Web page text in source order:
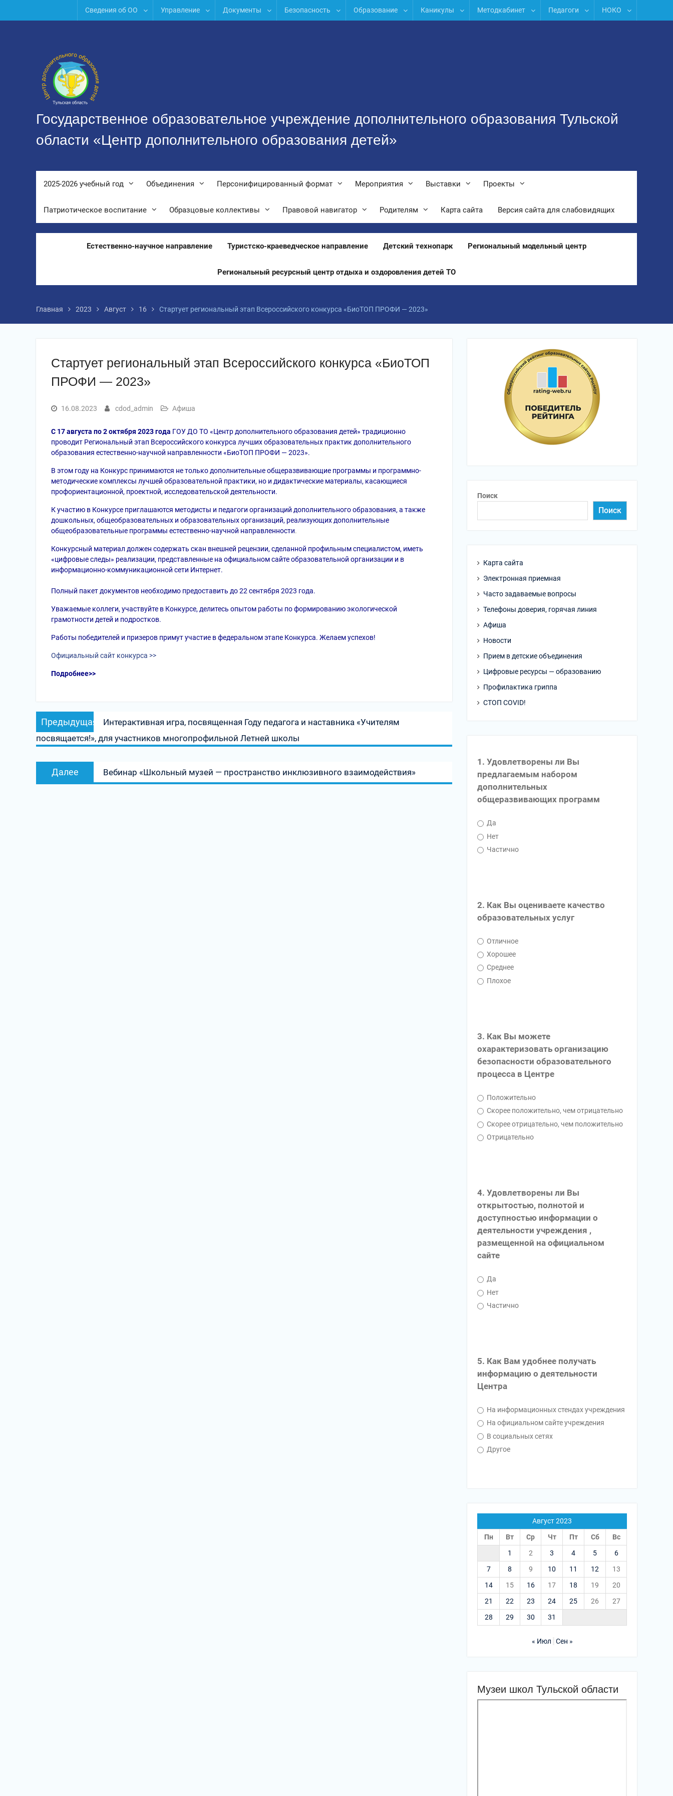
Сведения об ОО Управление Документы Безопасность Образование Каникулы Методкабинет Педагоги НОКО
Государственное образовательное учреждение дополнительного образования Тульской
области «Центр дополнительного образования детей»
2025-2026 учебный год Объединения Персонифицированный формат Мероприятия Выставки Проекты
Патриотическое воспитание Образцовые коллективы Правовой навигатор Родителям Карта сайта Версия сайта для слабовидящих
Естественно-научное направление Туристско-краеведческое направление Детский технопарк Региональный модельный центр
Региональный ресурсный центр отдыха и оздоровления детей ТО
Главная 2023 Август 16 Стартует региональный этап Всероссийского конкурса «БиоТОП ПРОФИ — 2023»
Стартует региональный этап Всероссийского конкурса «БиоТОП
ПРОФИ — 2023»
16.08.2023 cdod_admin Афиша
С 17 августа по 2 октября 2023 года ГОУ ДО ТО «Центр дополнительного образования детей» традиционно
проводит Региональный этап Всероссийского конкурса лучших образовательных практик дополнительного
образования естественно-научной направленности «БиоТОП ПРОФИ — 2023».
В этом году на Конкурс принимаются не только дополнительные общеразвивающие программы и программно-
методические комплексы лучшей образовательной практики, но и дидактические материалы, касающиеся
профориентационной, проектной, исследовательской деятельности.
К участию в Конкурсе приглашаются методисты и педагоги организаций дополнительного образования, а также
дошкольных, общеобразовательных и образовательных организаций, реализующих дополнительные
общеобразовательные программы естественно-научной направленности.
Конкурсный материал должен содержать скан внешней рецензии, сделанной профильным специалистом, иметь
«цифровые следы» реализации, представленные на официальном сайте образовательной организации и в
информационно-коммуникационной сети Интернет.
Полный пакет документов необходимо предоставить до 22 сентября 2023 года.
Уважаемые коллеги, участвуйте в Конкурсе, делитесь опытом работы по формированию экологической
грамотности детей и подростков.
Работы победителей и призеров примут участие в федеральном этапе Конкурса. Желаем успехов!
Официальный сайт конкурса >>
Подробнее>>
Навигация
по
записям
Предыдущая
запись:
Интерактивная игра, посвященная Году педагога и наставника «Учителям
посвящается!», для участников многопрофильной Летней школы
Далее
Следующая
запись:
Вебинар «Школьный музей — пространство инклюзивного взаимодействия»
Поиск
Поиск
Карта сайта
Электронная приемная
Часто задаваемые вопросы
Телефоны доверия, горячая линия
Афиша
Новости
Прием в детские объединения
Цифровые ресурсы — образованию
Профилактика гриппа
СТОП COVID!
1. Удовлетворены ли Вы
предлагаемым набором
дополнительных
общеразвивающих программ
Да
Нет
Частично
2. Как Вы оцениваете качество
образовательных услуг
Отличное
Хорошее
Среднее
Плохое
3. Как Вы можете
охарактеризовать организацию
безопасности образовательного
процесса в Центре
Положительно
Скорее положительно, чем отрицательно
Скорее отрицательно, чем положительно
Отрицательно
4. Удовлетворены ли Вы
открытостью, полнотой и
доступностью информации о
деятельности учреждения ,
размещенной на официальном
сайте
Да
Нет
Частично
5. Как Вам удобнее получать
информацию о деятельности
Центра
На информационных стендах учреждения
На официальном сайте учреждения
В социальных сетях
Другое
Август 2023
Пн
Вт Ср Чт Пт Сб
Вс
1
2 3 4 5
6
7
8 9 10 11 12
13
14
15 16 17 18 19
20
21
22 23 24 25 26
27
28
29 30 31
« Июл Сен »
Музеи школ Тульской области